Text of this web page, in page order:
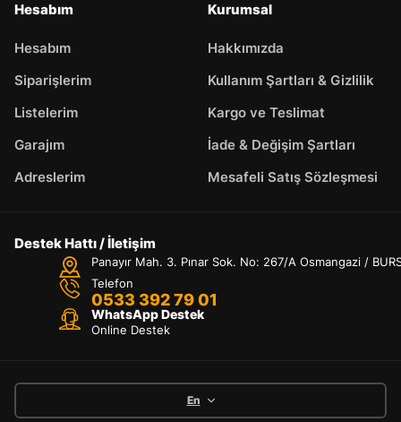
Hesabım
Hesabım
Siparişlerim
Listelerim
Garajım
Adreslerim
Kurumsal
Hakkımızda
Kullanım Şartları & Gizlilik
Kargo ve Teslimat
İade & Değişim Şartları
Mesafeli Satış Sözleşmesi
Destek Hattı / İletişim
Panayır Mah. 3. Pınar Sok. No: 267/A Osmangazi /
Telefon
0533 392 79 01
WhatsApp Destek
Online Destek
En